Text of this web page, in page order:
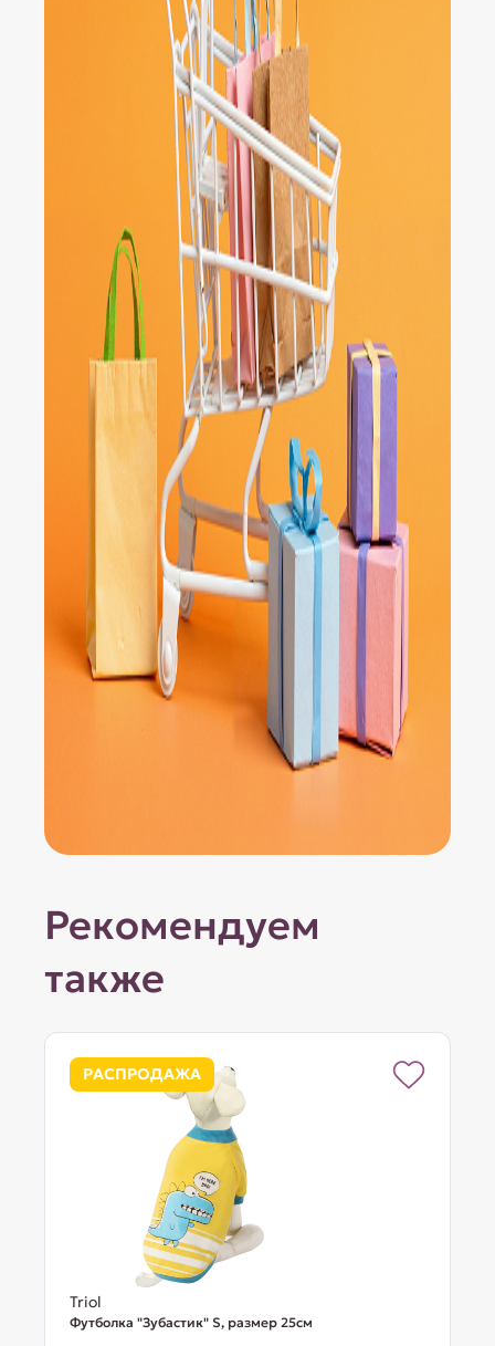
Рекомендуем
также
РАСПРОДАЖА
Triol
Футболка "Зубастик" S, размер 25см